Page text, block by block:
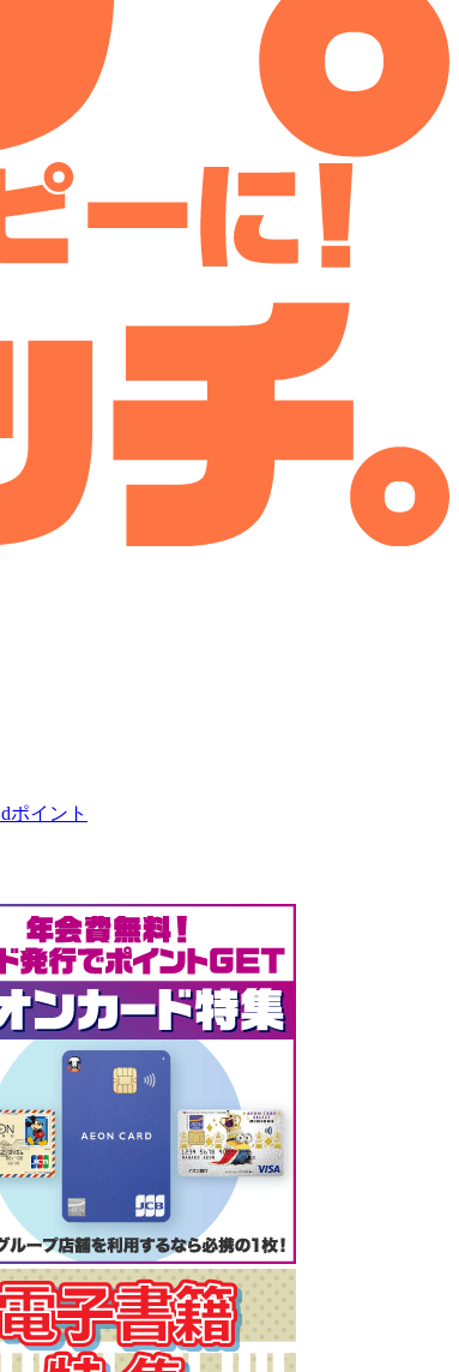
dポイント